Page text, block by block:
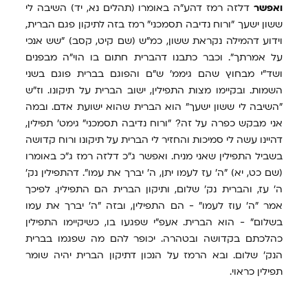
ואפשר דלזה רמז דהע"ה באומרו (תהלים נא, יד) השיבה לי
ששון ישעך "ורוח נדיבה תסמכני" רמז בזה לתיקון פגם הברית,
וידוע דהמילה נקראת ששון, כמ"ש (שם קיט, קסב) "שש אנכי
על אמרתך". וכבר כתבנו דהברית חתום בו הוי"ה מבפנים
ושד"י מבחוץ שהם גיממ' ש"ם והפוגם בברית פוגם בשני
השמות. ובקיימו מצות התפילין, ישוב הברית על תיקונו. וז"ש
"השיבה לי ששון ישעך" הוא הברית שהוא ישועת אדם. ובמה
אני מבקש כפרה על זה? "ורוח נדיבה תסמכני" גימט' תפילין,
דהיינו עשה לי סמיכות והחזיר לי הברית על תיקונו ורוח קדושה
בשביל התפילין שאני מניח. ואפשר ג"כ דלזה רמז ג"כ באומרו
(שם כט, יא) "ה' עז לעמו יתן, ה' יברך את עמו". דהתפילין נק'
ה' עז, והברית נק' שלום, ותיקון הברית הם התפילין. לפיכך
אמר "ה' עוז לעמו" - הם התפילין, ובזה "ה' יברך את עמו
בשלום" - הוא הברית. אעפ"י שפגעו בו, כשיקיימו התפילין
כהלכתם בקדושה ובטהרה. יכופר להם מה שפגמו בברית
הנק' שלום. ובא הרמז על הנכון דתיקון הברית יהיה שומר
תפילין כראוי.